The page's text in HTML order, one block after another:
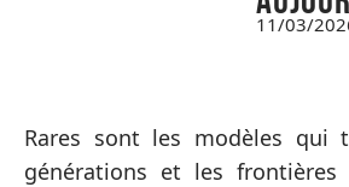
11/03/
Rares sont les modèles qui
générations et les frontières